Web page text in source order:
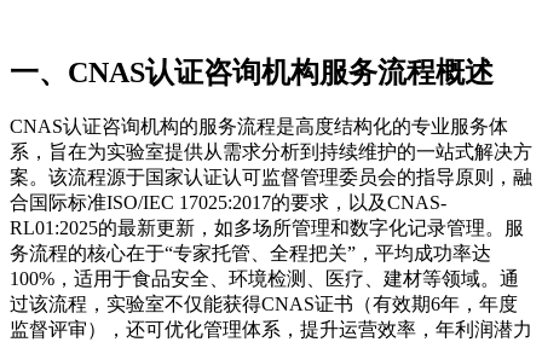
一、CNAS认证咨询机构服务流程概述
CNAS认证咨询机构的服务流程是高度结构化的专业服务体
系，旨在为实验室提供从需求分析到持续维护的一站式解决方
案。该流程源于国家认证认可监督管理委员会的指导原则，融
合国际标准ISO/IEC 17025:2017的要求，以及CNAS-
RL01:2025的最新更新，如多场所管理和数字化记录管理。服
务流程的核心在于“专家托管、全程把关”，平均成功率达
100%，适用于食品安全、环境检测、医疗、建材等领域。通
过该流程，实验室不仅能获得CNAS证书（有效期6年，年度
监督评审），还可优化管理体系，提升运营效率，年利润潜力